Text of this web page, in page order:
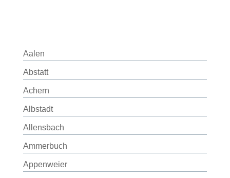
Aalen
Abstatt
Achern
Albstadt
Allensbach
Ammerbuch
Appenweier